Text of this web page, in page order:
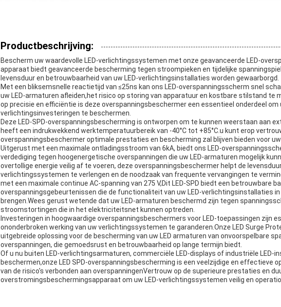
Productbeschrijving:
Bescherm uw waardevolle LED-verlichtingssystemen met onze geavanceerde LED-
apparaat biedt geavanceerde bescherming tegen stroompieken en tijdelijke
levensduur en betrouwbaarheid van uw LED-verlichtingsinstallaties worden gewaarborgd.
Met een bliksemsnelle reactietijd van ≤25ns kan ons LED-overspanningsscherm snel
uw LED-armaturen afleiden,het risico op storing van apparatuur en kostbare stilstand te
op precisie en efficiëntie is deze overspanningsbeschermer een essentieel onderdeel om
verlichtingsinvesteringen te beschermen.
Deze LED-SPD-overspanningsbescherming is ontworpen om te kunnen weerstaan aan
heeft een indrukwekkend werktemperatuurbereik van -40°C tot +85°C.u kunt erop
overspanningsbeschermer optimale prestaties en bescherming zal blijven bieden voor
Uitgerust met een maximale ontladingsstroom van 6kA, biedt ons LED-
verdediging tegen hoogenergetische overspanningen die uw LED-armaturen mogelijk
overtollige energie veilig af te voeren, deze overspanningsbeschermer helpt de levensduur
verlichtingssystemen te verlengen en de noodzaak van frequente vervangingen te
met een maximale continue AC-spanning van 275 V,Dit LED-SPD biedt een betrouwbare
overspanningsgebeurtenissen die de functionaliteit van uw LED-verlichtingsinstallaties in
brengen.Wees gerust wetende dat uw LED-armaturen beschermd zijn tegen
stroomstortingen die in het elektriciteitsnet kunnen optreden.
Investeringen in hoogwaardige overspanningsbeschermers voor LED-toepassingen zijn
ononderbroken werking van uw verlichtingssystemen te garanderen.Onze LED Surge
uitgebreide oplossing voor de bescherming van uw LED armaturen van onvoorspelbare
overspanningen, die gemoedsrust en betrouwbaarheid op lange termijn biedt.
Of u nu buiten LED-verlichtingsarmaturen, commerciële LED-displays of industriële LED-
beschermen,onze LED SPD-overspanningsbescherming is een veelzijdige en effectieve
van de risico's verbonden aan overspanningenVertrouw op de superieure prestaties en
overstromingsbeschermingsapparaat om uw LED-verlichtingssystemen veilig en